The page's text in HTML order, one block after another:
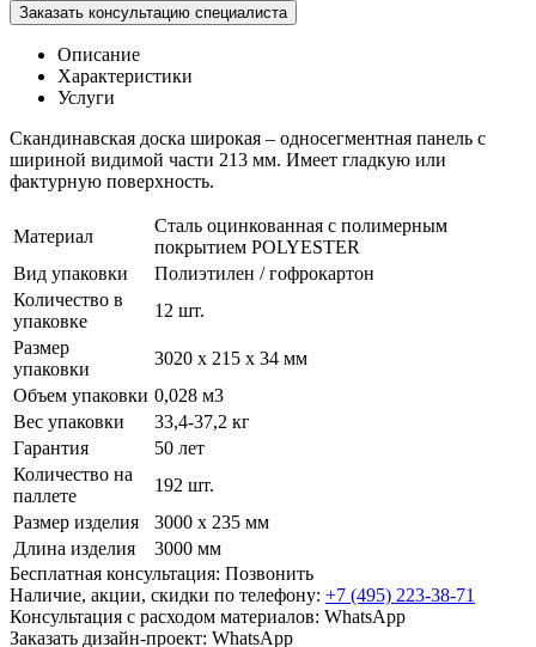
Заказать консультацию специалиста
Описание
Характеристики
Услуги
Скандинавская доска широкая – односегментная панель с
шириной видимой части 213 мм. Имеет гладкую или
фактурную поверхность.
Материал
Сталь оцинкованная с полимерным
покрытием POLYESTER
Вид упаковки
Полиэтилен / гофрокартон
Количество в
упаковке
12 шт.
Размер
упаковки
3020 х 215 х 34 мм
Объем упаковки 0,028 м3
Вес упаковки
33,4-37,2 кг
Гарантия
50 лет
Количество на
паллете
192 шт.
Размер изделия
3000 х 235 мм
Длина изделия
3000 мм
Бесплатная консультация: Позвонить
Наличие, акции, скидки по телефону: +7 (495) 223-38-71
Консультация с расходом материалов: WhatsApp
Заказать дизайн-проект: WhatsApp